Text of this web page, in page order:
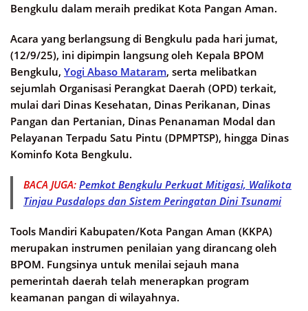
Bengkulu dalam meraih predikat Kota Pangan Aman.
Acara yang berlangsung di Bengkulu pada hari jumat,
(12/9/25), ini dipimpin langsung oleh Kepala BPOM
Bengkulu, Yogi Abaso Mataram, serta melibatkan
sejumlah Organisasi Perangkat Daerah (OPD) terkait,
mulai dari Dinas Kesehatan, Dinas Perikanan, Dinas
Pangan dan Pertanian, Dinas Penanaman Modal dan
Pelayanan Terpadu Satu Pintu (DPMPTSP), hingga Dinas
Kominfo Kota Bengkulu.
BACA JUGA: Pemkot Bengkulu Perkuat Mitigasi, Walikota
Tinjau Pusdalops dan Sistem Peringatan Dini Tsunami
Tools Mandiri Kabupaten/Kota Pangan Aman (KKPA)
merupakan instrumen penilaian yang dirancang oleh
BPOM. Fungsinya untuk menilai sejauh mana
pemerintah daerah telah menerapkan program
keamanan pangan di wilayahnya.